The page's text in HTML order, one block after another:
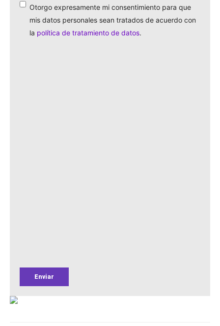
*
Otorgo expresamente mi consentimiento para que
mis datos personales sean tratados de acuerdo con
la política de tratamiento de datos.